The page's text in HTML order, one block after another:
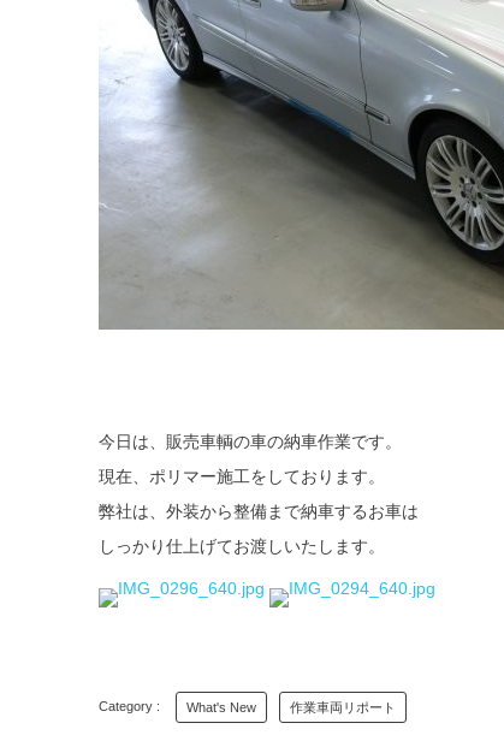
今日は、販売車輌の車の納車作業です。
現在、ポリマー施工をしております。
弊社は、外装から整備まで納車するお車は
しっかり仕上げてお渡しいたします。
What's New 作業車両リポート